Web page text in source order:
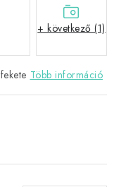
Több információ
+ következő (1)